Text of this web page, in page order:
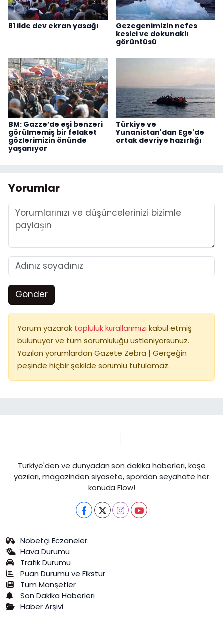
81 ilde dev ekran yasağı
Gezegenimizin nefes
kesici ve dokunaklı
görüntüsü
BM: Gazze’de eşi benzeri
görülmemiş bir felaket
gözlerimizin önünde
yaşanıyor
Türkiye ve
Yunanistan'dan Ege'de
ortak devriye hazırlığı
Yorumlar
Gönder
Yorum yazarak topluluk kurallarımızı kabul etmiş
bulunuyor ve tüm sorumluluğu üstleniyorsunuz.
Yazılan yorumlardan Gazete Zebra | Gerçeğin
peşinde hiçbir şekilde sorumlu tutulamaz.
Türkiye'den ve dünyadan son dakika haberleri, köşe
yazıları, magazinden siyasete, spordan seyahate her
konuda Flow!
Nöbetçi Eczaneler
Hava Durumu
Trafik Durumu
Puan Durumu ve Fikstür
Tüm Manşetler
Son Dakika Haberleri
Haber Arşivi